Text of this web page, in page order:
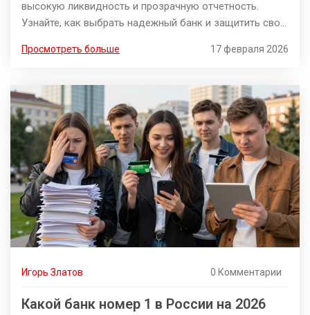
высокую ликвидность и прозрачную отчетность.
Узнайте, как выбрать надежный банк и защитить свои
Просмотреть больше 17 февраля 2026
Игорь Златов 0 Комментарии
Какой банк номер 1 в России на 2026